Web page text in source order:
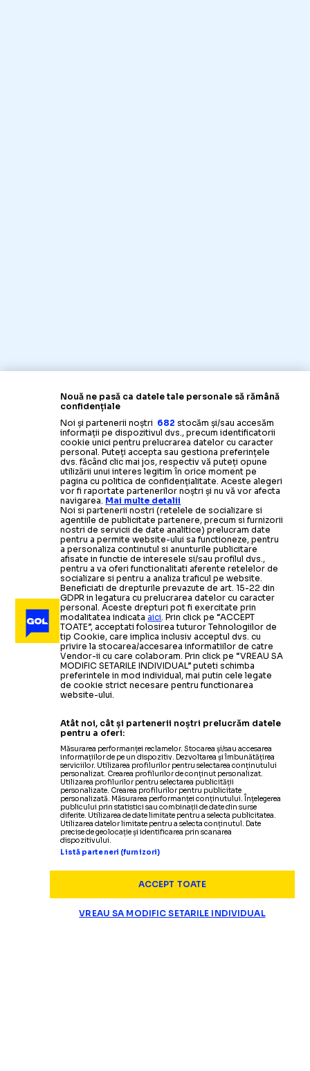
Nouă ne pasă ca datele tale personale să rămână
confidențiale
Noi și partenerii noștri 682 stocăm și/sau accesăm
informații pe dispozitivul dvs., precum identificatorii
cookie unici pentru prelucrarea datelor cu caracter
personal. Puteți accepta sau gestiona preferințele
dvs. făcând clic mai jos, respectiv vă puteți opune
utilizării unui interes legitim în orice moment pe
pagina cu politica de confidențialitate. Aceste alegeri
vor fi raportate partenerilor noștri și nu vă vor afecta
navigarea. Mai multe detalii
Noi si partenerii nostri (retelele de socializare si
agentiile de publicitate partenere, precum si furnizorii
nostri de servicii de date analitice) prelucram date
pentru a permite website-ului sa functioneze, pentru
a personaliza continutul si anunturile publicitare
afisate in functie de interesele si/sau profilul dvs.,
pentru a va oferi functionalitati aferente retelelor de
socializare si pentru a analiza traficul pe website.
Beneficiati de drepturile prevazute de art. 15-22 din
GDPR in legatura cu prelucrarea datelor cu caracter
personal. Aceste drepturi pot fi exercitate prin
modalitatea indicataaici. Prin click pe “ACCEPT
TOATE”, acceptati folosirea tuturor Tehnologiilor de
tip Cookie, care implica inclusiv acceptul dvs. cu
privire la stocarea/accesarea informatiilor de catre
Vendor-ii cu care colaboram. Prin click pe “VREAU SA
MODIFIC SETARILE INDIVIDUAL” puteti schimba
preferintele in mod individual, mai putin cele legate
de cookie strict necesare pentru functionarea
website-ului.
Atât noi, cât și partenerii noștri prelucrăm datele
pentru a oferi:
Măsurarea performanței reclamelor. Stocarea și/sau accesarea
informațiilor de pe un dispozitiv. Dezvoltarea și îmbunătățirea
serviciilor. Utilizarea profilurilor pentru selectarea conținutului
personalizat. Crearea profilurilor de conținut personalizat.
Utilizarea profilurilor pentru selectarea publicității
personalizate. Crearea profilurilor pentru publicitate
personalizată. Măsurarea performanței conținutului. Înțelegerea
publicului prin statistici sau combinații de date din surse
diferite. Utilizarea de date limitate pentru a selecta publicitatea.
Utilizarea datelor limitate pentru a selecta conținutul. Date
precise de geolocație și identificarea prin scanarea
dispozitivului.
Listă parteneri (furnizori)
ACCEPT TOATE
VREAU SA MODIFIC SETARILE INDIVIDUAL